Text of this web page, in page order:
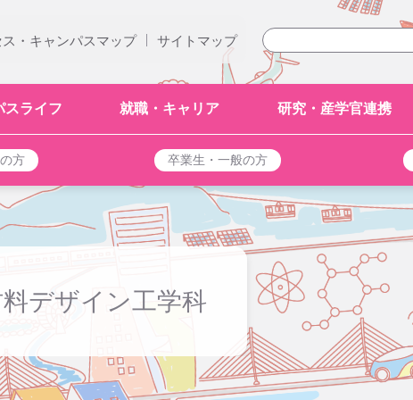
サイトマップ
|
ス・キャンパスマップ
スライフ 就職・キャリア 研究・産学官連携
方 卒業生・一般の方
デザイン工学科